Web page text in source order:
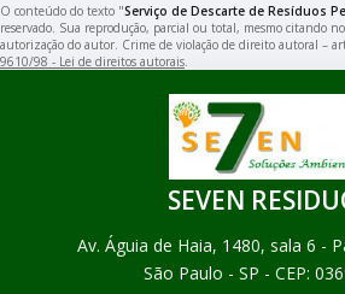
O conteúdo do texto "Serviço de Descarte de Resíduos
reservado. Sua reprodução, parcial ou total, mesmo citando
autorização do autor. Crime de violação de direito autoral –
9610/98 - Lei de direitos autorais.
SEVEN
Av. Águia de Haia, 1480, sala 6 -
São Paulo - SP - CEP: